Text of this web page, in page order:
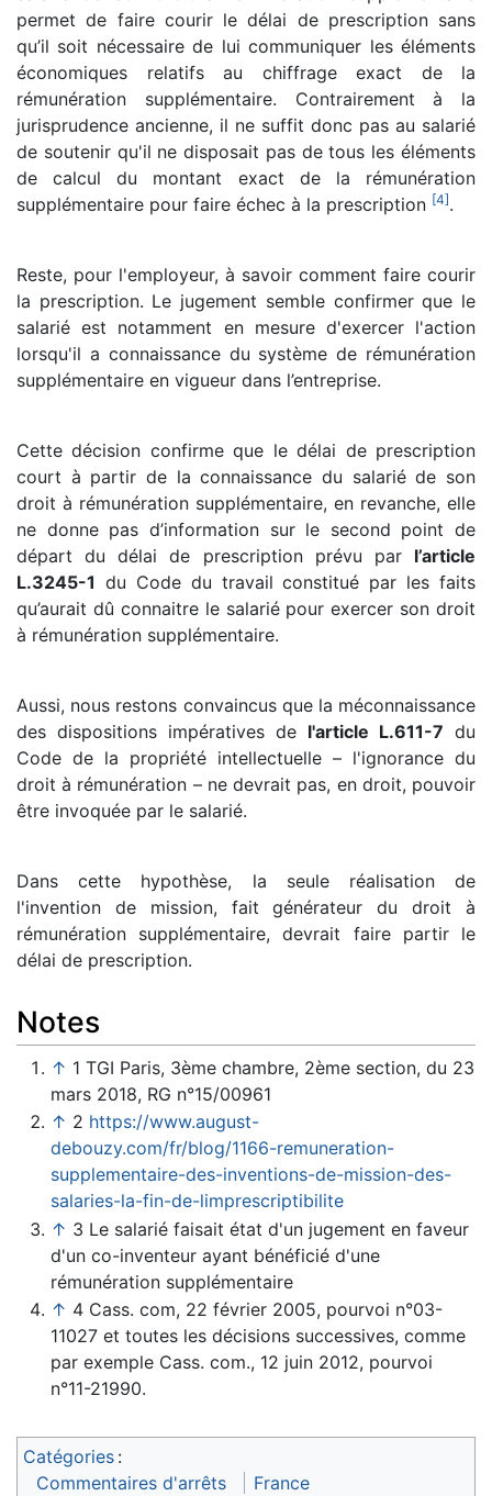
permet de faire courir le délai de prescription sans
qu’il soit nécessaire de lui communiquer les éléments
économiques relatifs au chiffrage exact de la
rémunération supplémentaire. Contrairement à la
jurisprudence ancienne, il ne suffit donc pas au salarié
de soutenir qu'il ne disposait pas de tous les éléments
de calcul du montant exact de la rémunération
supplémentaire pour faire échec à la prescription [4].
Reste, pour l'employeur, à savoir comment faire courir
la prescription. Le jugement semble confirmer que le
salarié est notamment en mesure d'exercer l'action
lorsqu'il a connaissance du système de rémunération
supplémentaire en vigueur dans l’entreprise.
Cette décision confirme que le délai de prescription
court à partir de la connaissance du salarié de son
droit à rémunération supplémentaire, en revanche, elle
ne donne pas d’information sur le second point de
départ du délai de prescription prévu par l’article
L.3245-1 du Code du travail constitué par les faits
qu’aurait dû connaitre le salarié pour exercer son droit
à rémunération supplémentaire.
Aussi, nous restons convaincus que la méconnaissance
des dispositions impératives de l'article L.611-7 du
Code de la propriété intellectuelle – l'ignorance du
droit à rémunération – ne devrait pas, en droit, pouvoir
être invoquée par le salarié.
Dans cette hypothèse, la seule réalisation de
l'invention de mission, fait générateur du droit à
rémunération supplémentaire, devrait faire partir le
délai de prescription.
Notes
↑ 1 TGI Paris, 3ème chambre, 2ème section, du 23
mars 2018, RG n°15/00961
↑ 2 https://www.august-
debouzy.com/fr/blog/1166-remuneration-
supplementaire-des-inventions-de-mission-des-
salaries-la-fin-de-limprescriptibilite
↑ 3 Le salarié faisait état d'un jugement en faveur
d'un co-inventeur ayant bénéficié d'une
rémunération supplémentaire
↑ 4 Cass. com, 22 février 2005, pourvoi n°03-
11027 et toutes les décisions successives, comme
par exemple Cass. com., 12 juin 2012, pourvoi
n°11-21990.
Catégories :
Commentaires d'arrêts
France